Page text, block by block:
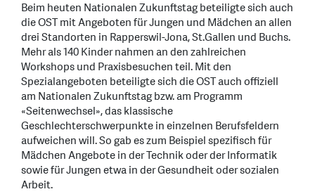
Beim heuten Nationalen Zukunftstag beteiligte sich auch
die OST mit Angeboten für Jungen und Mädchen an allen
drei Standorten in Rapperswil-Jona, St.Gallen und Buchs.
Mehr als 140 Kinder nahmen an den zahlreichen
Workshops und Praxisbesuchen teil. Mit den
Spezialangeboten beteiligte sich die OST auch offiziell
am Nationalen Zukunftstag bzw. am Programm
«Seitenwechsel», das klassische
Geschlechterschwerpunkte in einzelnen Berufsfeldern
aufweichen will. So gab es zum Beispiel spezifisch für
Mädchen Angebote in der Technik oder der Informatik
sowie für Jungen etwa in der Gesundheit oder sozialen
Arbeit.